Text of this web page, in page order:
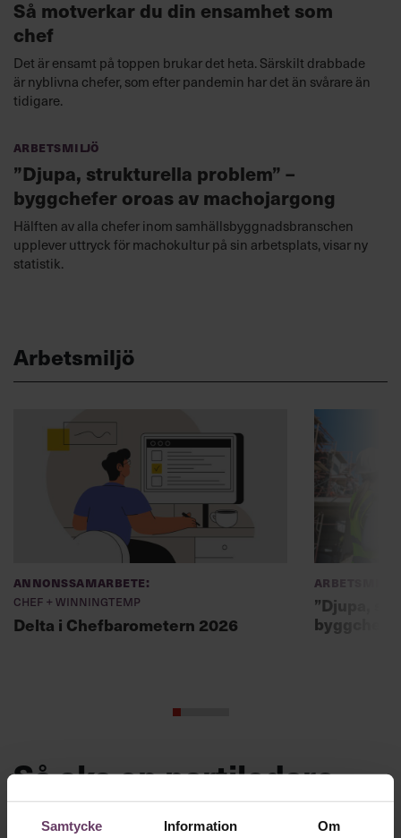
Samtycke Information Om
Så motverkar du din ensamhet som
chef
Det är ensamt på toppen brukar det heta. Särskilt drabbade
är nyblivna chefer, som efter pandemin har det än svårare än
tidigare.
Arbetsmiljö
”Djupa, strukturella problem” –
byggchefer oroas av machojargong
Hälften av alla chefer inom samhällsbyggnadsbranschen
upplever uttryck för machokultur på sin arbetsplats, visar ny
statistik.
Arbetsmiljö
Annonssamarbete:
Chef + Winningtemp
Delta i Chefbarometern 2026
Arbetsmiljö
”Djupa,
Så ska en partiledare
vara